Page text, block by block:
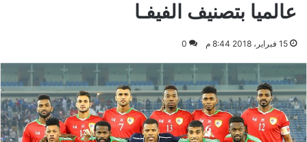
عالميا بتصنيف الفيفـا
15 فبراير، 2018 8:44 م 0